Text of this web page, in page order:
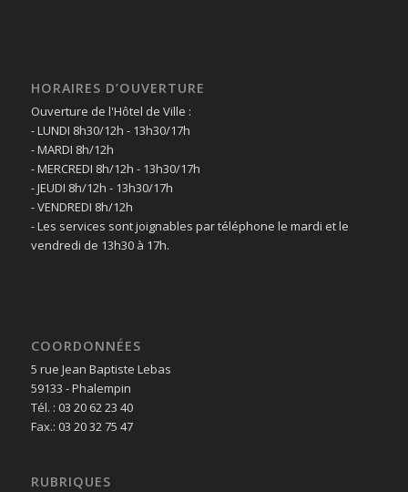
HORAIRES D’OUVERTURE
Ouverture de l'Hôtel de Ville :
- LUNDI 8h30/12h - 13h30/17h
- MARDI 8h/12h
- MERCREDI 8h/12h - 13h30/17h
- JEUDI 8h/12h - 13h30/17h
- VENDREDI 8h/12h
- Les services sont joignables par téléphone le mardi et le
vendredi de 13h30 à 17h.
COORDONNÉES
5 rue Jean Baptiste Lebas
59133 - Phalempin
Tél. : 03 20 62 23 40
Fax.: 03 20 32 75 47
RUBRIQUES